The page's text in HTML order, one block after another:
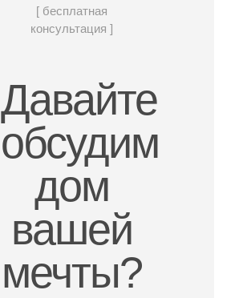
[ бесплатная
консультация ]
Давайте
обсудим
дом
вашей
мечты?